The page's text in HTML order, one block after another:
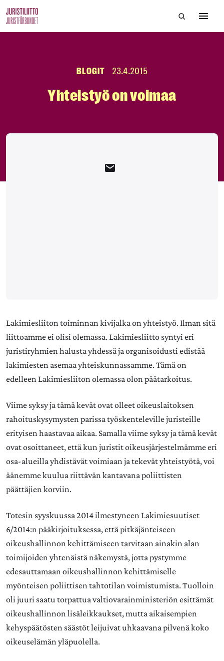
to
Hae
BLOGIT 23.4.2015
Yhteistyö on voimaa
Lakimiesliiton toiminnan kivijalka on yhteistyö. Ilman sitä
liittoamme ei olisi olemassa. Lakimiesliitto syntyi eri
juristiryhmien halusta yhdessä ja organisoidusti edistää
lakimiesten asemaa yhteiskunnassamme. Tämä on
edelleen Lakimiesliiton olemassa olon päätarkoitus.
Viime syksy ja tämä kevät ovat olleet oikeuslaitoksen
rahoituskysymysten parissa työskenteleville juristeille
erityisen haastavaa aikaa. Samalla viime syksy ja tämä kevät
ovat osoittaneet, että kun juristit oikeusjärjestelmämme eri
osa-alueilla yhdistävät voimiaan ja tekevät yhteistyötä, voi
äänemme kuulua riittävän kantavana poliittisten
päättäjien korviin.
Totesin syyskuussa 2014 ilmestyneen Lakimiesuutiset
6/2014:n pääkirjoituksessa, että pitkäjänteiseen
oikeushallinnon kehittämiseen tarvitaan ainakin alan
toimijoiden yhtenäistä näkemystä, jotta pystymme
edesauttamaan oikeushallinnon kehittämiselle
myönteisen poliittisen tahtotilan voimistumista. Tuolloin
oli juuri saatu torpattua valtiovarainministeriön esittämät
oikeushallinnon lisäleikkaukset, mutta aikaisempien
kehyspäätösten säästöt leijuivat uhkaavana pilvenä koko
oikeuselämän yläpuolella.